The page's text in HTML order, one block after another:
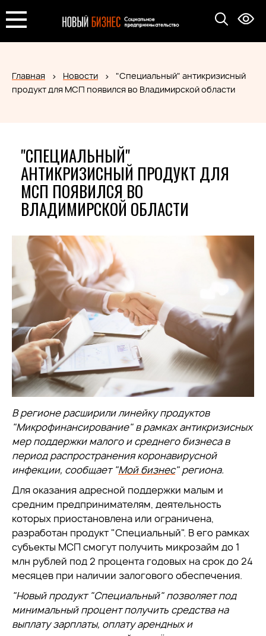
Главная Новости
"Специальный" антикризисный
продукт для МСП появился во Владимирской области
"СПЕЦИАЛЬНЫЙ"
АНТИКРИЗИСНЫЙ ПРОДУКТ ДЛЯ
МСП ПОЯВИЛСЯ ВО
ВЛАДИМИРСКОЙ ОБЛАСТИ
В регионе расширили линейку продуктов
"Микрофинансирование" в рамках антикризисных
мер поддержки малого и среднего бизнеса в
период распространения коронавирусной
инфекции, сообщает"Мой бизнес" региона.
Для оказания адресной поддержки малым и
средним предпринимателям, деятельность
которых приостановлена или ограничена,
разработан продукт "Специальный". В его рамках
субъекты МСП смогут получить микрозайм до 1
млн рублей под 2 процента годовых на срок до 24
месяцев при наличии залогового обеспечения.
"Новый продукт"Специальный" позволяет под
минимальный процент получить средства на
выплату зарплаты, оплату арендных и